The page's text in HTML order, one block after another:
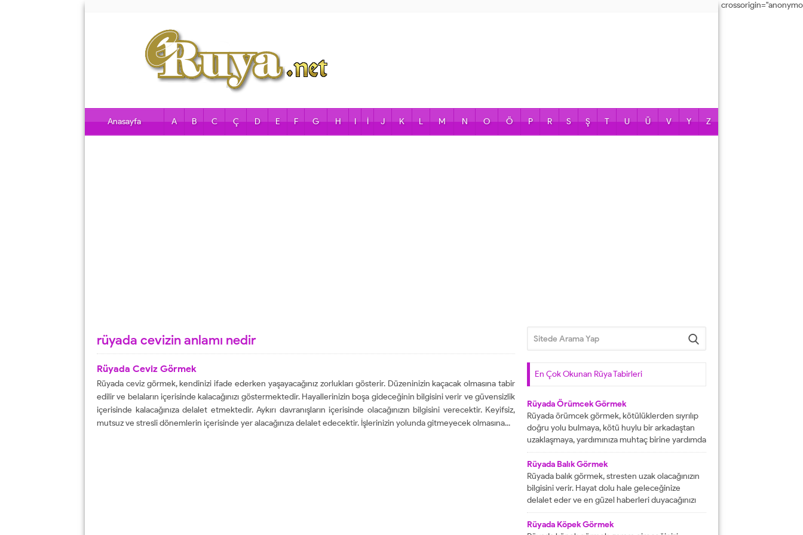
Anasayfa A B C Ç D E F G H I İ J K L M N O Ö P R S Ş T U Ü V Y Z
rüyada cevizin anlamı nedir
Rüyada Ceviz Görmek
Rüyada ceviz görmek, kendinizi ifade ederken yaşayacağınız zorlukları gösterir. Düzeninizin kaçacak olmasına tabir
edilir ve belaların içerisinde kalacağınızı göstermektedir. Hayallerinizin boşa gideceğinin bilgisini verir ve güvensizlik
içerisinde kalacağınıza delalet etmektedir. Aykırı davranışların içerisinde olacağınızın bilgisini verecektir. Keyifsiz,
mutsuz ve stresli dönemlerin içerisinde yer alacağınıza delalet edecektir. İşlerinizin yolunda gitmeyecek olmasına...
En Çok Okunan Rüya Tabirleri
Rüyada Örümcek Görmek
Rüyada örümcek görmek, kötülüklerden sıyrılıp
doğru yolu bulmaya, kötü huylu bir arkadaştan
uzaklaşmaya, yardımınıza muhtaç birine yardımda
bulunmaya işarettir. Rüyada örümcekler görmek
yani çok sayıda örümcekler görülmesi kısa
zamanda haneye gelecek bolluk ve berekete,
aile içinden birine gelecek paraya tabir edilir.
Rüyada evde örümcek görmek, düşmanı
tarafından kötülüğe uğramaya, sıkıntılar içine...
Rüyada Balık Görmek
Rüyada balık görmek, stresten uzak olacağınızın
bilgisini verir. Hayat dolu hale geleceğinize
delalet eder ve en güzel haberleri duyacağınızı
göstermektedir. Büyük bir mutluluğa
ulaşacağınıza delalet eder ve kısmetlerinizin
Rüyada Köpek Görmek